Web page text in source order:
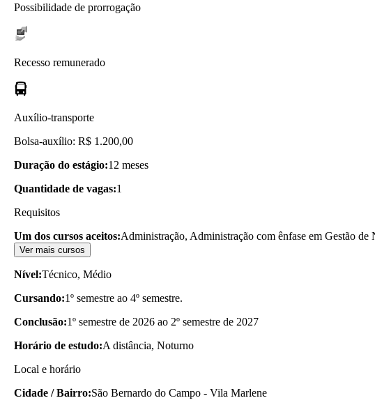
Possibilidade de prorrogação
Recesso remunerado
Auxílio-transporte
Bolsa-auxílio: R$ 1.200,00
Duração do estágio:12 meses
Quantidade de vagas:1
Requisitos
Um dos cursos aceitos:Administração, Administração com ênfase em Gestão
Ver mais cursos
Nível:Técnico, Médio
Cursando:1º semestre ao 4º semestre.
Conclusão:1º semestre de 2026 ao 2º semestre de 2027
Horário de estudo:A distância, Noturno
Local e horário
Cidade / Bairro:São Bernardo do Campo - Vila Marlene